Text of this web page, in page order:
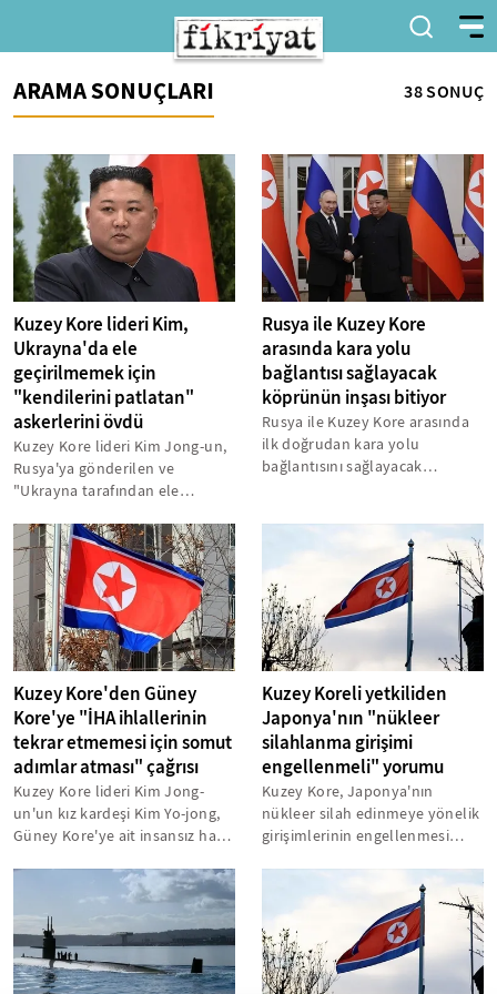
ARAMA SONUÇLARI 38 SONUÇ
Kuzey Kore lideri Kim,
Ukrayna'da ele
geçirilmemek için
"kendilerini patlatan"
askerlerini övdü
Kuzey Kore lideri Kim Jong-un,
Rusya'ya gönderilen ve
"Ukrayna tarafından ele
patlatan"...
Rusya ile Kuzey Kore
arasında kara yolu
bağlantısı sağlayacak
köprünün inşası bitiyor
Rusya ile Kuzey Kore arasında
ilk doğrudan kara yolu
bağlantısını sağlayacak
Kuzey Kore'den Güney
Kore'ye "İHA ihlallerinin
tekrar etmemesi için somut
adımlar atması" çağrısı
Kuzey Kore lideri Kim Jong-
un'un kız kardeşi Kim Yo-jong,
Güney Kore'ye ait insansız hava
Kuzey Koreli yetkiliden
Japonya'nın "nükleer
silahlanma girişimi
engellenmeli" yorumu
Kuzey Kore, Japonya'nın
nükleer silah edinmeye yönelik
girişimlerinin engellenmesi